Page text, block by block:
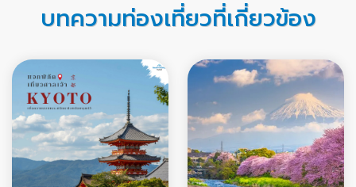
บทความท่องเที่ยวที่เกี่ยวข้อง